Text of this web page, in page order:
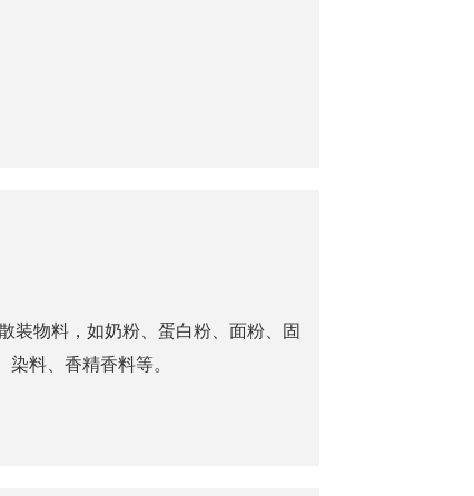
装物料，如奶粉、蛋白粉、面粉、固
料、香精香料等。